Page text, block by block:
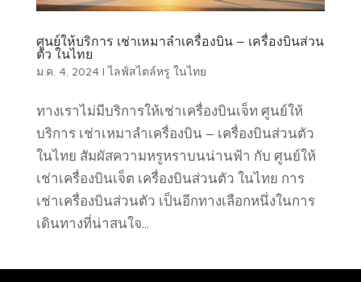
ศูนย์ให้บริการ เช่าเหมาลำเครื่องบิน – เครื่องบินส่วน
ตัว ในไทย
ม.ค. 4, 2024 |ไลฟ์สไตล์หรู ในไทย
ทางเราไม่มีบริการให้เช่าเครื่องบินเจ็ท ศูนย์ให้
บริการ เช่าเหมาลำเครื่องบิน – เครื่องบินส่วนตัว
ในไทย สัมผัสความหรูหราบนน่านฟ้า กับ ศูนย์ให้
เช่าเครื่องบินเจ็ต เครื่องบินส่วนตัว ในไทย การ
เช่าเครื่องบินส่วนตัว เป็นอีกทางเลือกหนึ่งในการ
เดินทางที่น่าสนใจ...